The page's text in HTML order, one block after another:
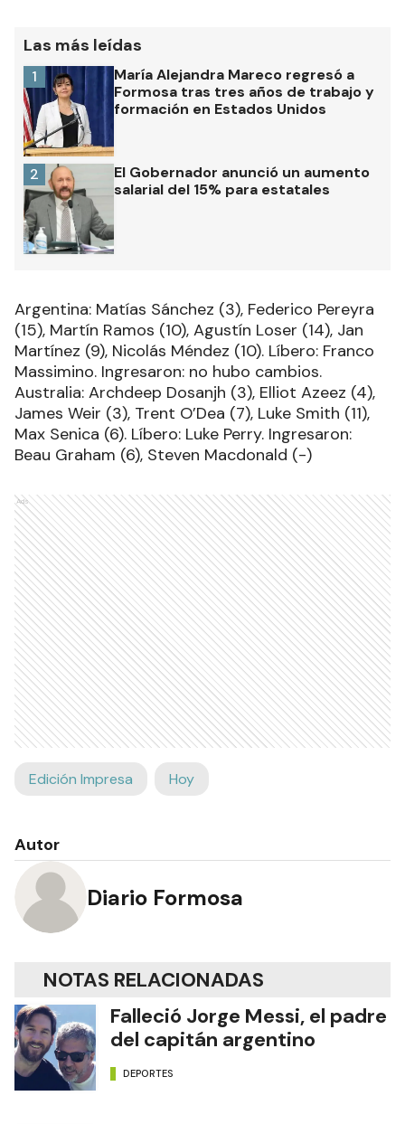
Las más leídas
María Alejandra Mareco regresó a
Formosa tras tres años de trabajo y
formación en Estados Unidos
1
El Gobernador anunció un aumento
salarial del 15% para estatales
2
Argentina: Matías Sánchez (3), Federico Pereyra
(15), Martín Ramos (10), Agustín Loser (14), Jan
Martínez (9), Nicolás Méndez (10). Líbero: Franco
Massimino. Ingresaron: no hubo cambios.
Australia: Archdeep Dosanjh (3), Elliot Azeez (4),
James Weir (3), Trent O’Dea (7), Luke Smith (11),
Max Senica (6). Líbero: Luke Perry. Ingresaron:
Beau Graham (6), Steven Macdonald (-)
Ads
Edición Impresa Hoy
Autor
Diario Formosa
NOTAS RELACIONADAS
Falleció Jorge Messi, el padre
del capitán argentino
DEPORTES